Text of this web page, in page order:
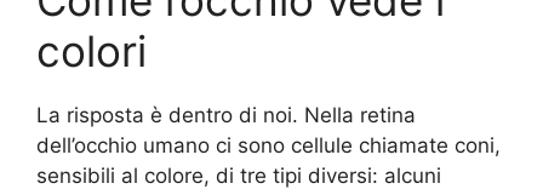
colori
La risposta è dentro di noi. Nella retina
dell’occhio umano ci sono cellule chiamate coni,
sensibili al colore, di tre tipi diversi: alcuni